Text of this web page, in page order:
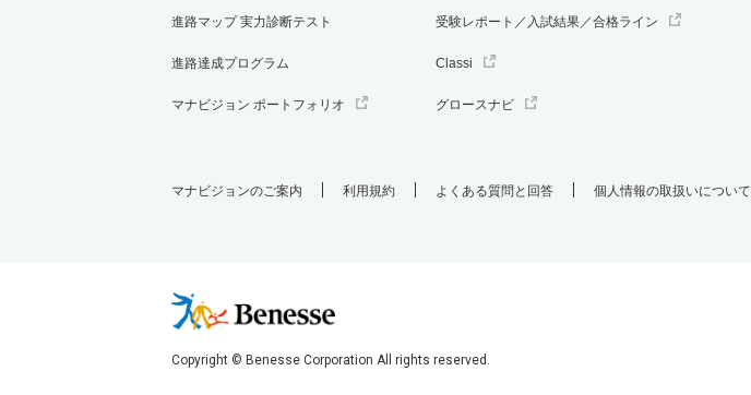
進路マップ 実力診断テスト
進路達成プログラム
マナビジョン ポートフォリオ
受験レポート／入試結果／合格ライン
Classi
グロースナビ
マナビジョンのご案内 利用規約 よくある質問と回答 個人情報の取扱いについて
Copyright © Benesse Corporation All rights reserved.